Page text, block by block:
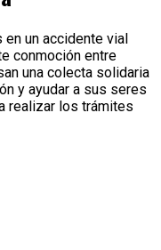
en un accidente vial
conmoción entre
una colecta solidaria
y ayudar a sus seres
realizar los trámites